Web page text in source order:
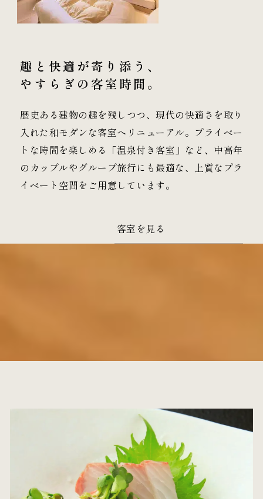
趣と快適が寄り添う、
やすらぎの客室時間。
歴史ある建物の趣を残しつつ、現代の快適さを取り
入れた和モダンな客室へリニューアル。プライベー
トな時間を楽しめる「温泉付き客室」など、中高年
のカップルやグループ旅行にも最適な、上質なプラ
イベート空間をご用意しています。
客室を見る